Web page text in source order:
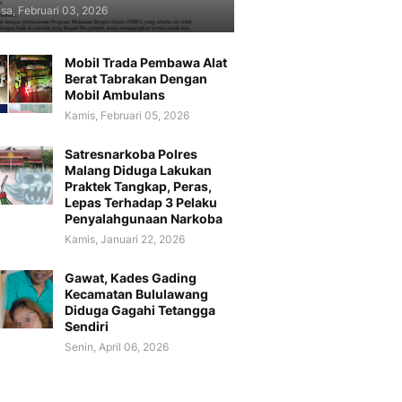
Februari 03, 2026
Mobil Trada Pembawa Alat
Berat Tabrakan Dengan
Mobil Ambulans
Kamis, Februari 05, 2026
Satresnarkoba Polres
Malang Diduga Lakukan
Praktek Tangkap, Peras,
Lepas Terhadap 3 Pelaku
Penyalahgunaan Narkoba
Kamis, Januari 22, 2026
Gawat, Kades Gading
Kecamatan Bululawang
Diduga Gagahi Tetangga
Sendiri
Senin, April 06, 2026